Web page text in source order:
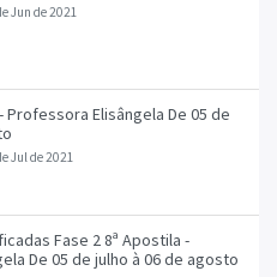
Jun de 2021
Jul de 2021
2 8ª Apostila -
De 05 de julho à 06 de agosto